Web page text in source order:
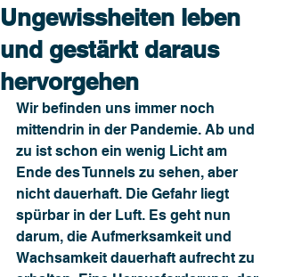
Ungewissheiten leben
und gestärkt daraus
hervorgehen
Wir befinden uns immer noch
mittendrin in der Pandemie. Ab und
zu ist schon ein wenig Licht am
Ende des Tunnels zu sehen, aber
nicht dauerhaft. Die Gefahr liegt
spürbar in der Luft. Es geht nun
darum, die Aufmerksamkeit und
Wachsamkeit dauerhaft aufrecht zu